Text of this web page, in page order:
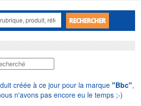
RECHERCHER
créée à ce jour pour la marque "Bbc",
n'avons pas encore eu le temps ;-)